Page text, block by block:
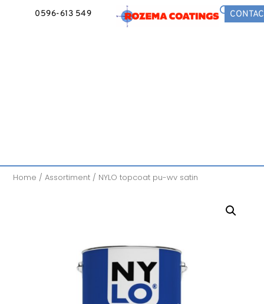
0596-613 549
Home /Assortiment / NYLO topcoat pu-wv satin